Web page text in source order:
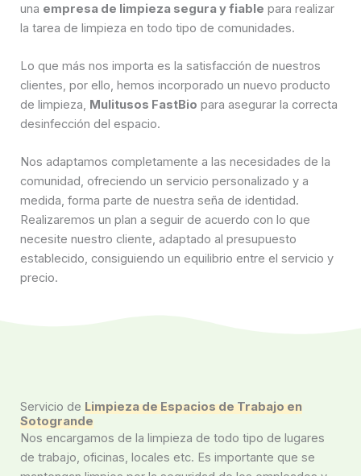
una empresa de limpieza segura y fiable para realizar
la tarea de limpieza en todo tipo de comunidades.
Lo que más nos importa es la satisfacción de nuestros
clientes, por ello, hemos incorporado un nuevo producto
de limpieza, Mulitusos FastBio para asegurar la correcta
desinfección del espacio.
Nos adaptamos completamente a las necesidades de la
comunidad, ofreciendo un servicio personalizado y a
medida, forma parte de nuestra seña de identidad.
Realizaremos un plan a seguir de acuerdo con lo que
necesite nuestro cliente, adaptado al presupuesto
establecido, consiguiendo un equilibrio entre el servicio y
precio.
Servicio de Limpieza de Espacios de Trabajo en
Sotogrande
Nos encargamos de la limpieza de todo tipo de lugares
de trabajo, oficinas, locales etc. Es importante que se